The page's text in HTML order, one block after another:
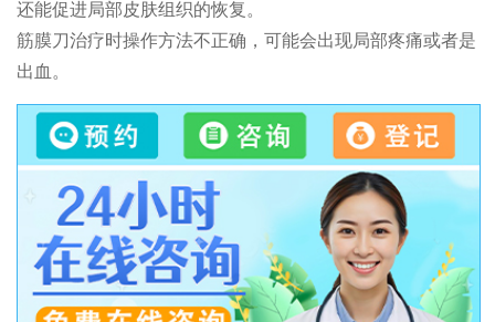
还能促进局部皮肤组织的恢复。
筋膜刀治疗时操作方法不正确，可能会出现局部疼痛或者是
出血。